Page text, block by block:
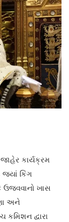
કાર્યક્રમ
જ્યાં કિંગ
ઉજવવાનો ખાસ
અને
કમિશન દ્વારા